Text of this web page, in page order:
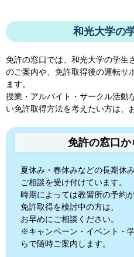
和光大学の
免許の窓口では、 和光大学の学生
のご案内や、免許取得後の運転サ
ます。
授業・アルバイト・サークル活動
い免許取得方法を考えたい方は、
免許の窓口
夏休み・春休みなどの長期休
ご相談を受け付けています。
時期によっては教習所の予約
免許取得を検討中の方は、
お早めにご相談ください。
※キャンペーン・イベント・
らで随時ご案内します。